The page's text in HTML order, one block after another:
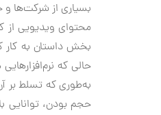
بسیاری از شرکت‌ها و
محتوای ویدیویی از
بخش داستان به کار
حالی که
به‌طوری که تسلط بر
حجم بودن، توانایی